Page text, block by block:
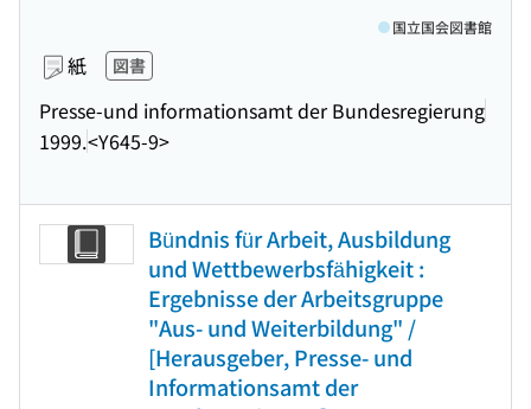
紙 図書
Presse-und informationsamt der Bundesregierung
1999.<Y645-9>
国立国会図書館
Bündnis für Arbeit, Ausbildung
und Wettbewerbsfähigkeit :
Ergebnisse der Arbeitsgruppe
"Aus- und Weiterbildung" /
[Herausgeber, Presse- und
Informationsamt der